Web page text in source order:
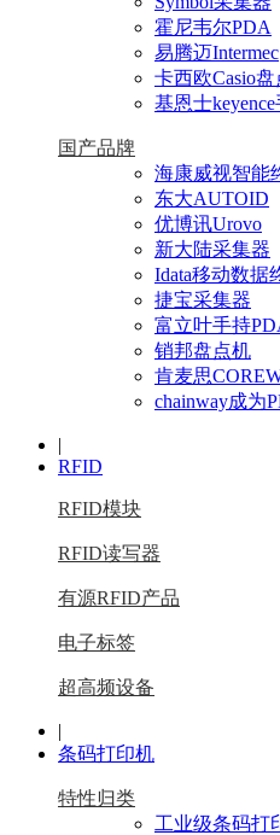
霍尼韦尔PDA
易腾迈Intermec
卡西欧Casio
基恩士
国产品牌
海康威视智能
东大AUTOID
优博讯Urovo
新大陆采集器
Idata移动数据
捷宝采集器
富立叶手持
销邦盘点机
肯麦思
chainway成为
|
RFID
RFID模块
RFID读写器
有源RFID产品
电子标签
超高频设备
|
条码打印机
特性归类
工业级条码打